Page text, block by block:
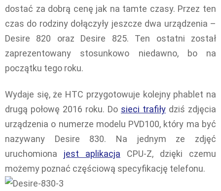
dostać za dobrą cenę jak na tamte czasy. Przez ten
czas do rodziny dołączyły jeszcze dwa urządzenia –
Desire 820 oraz Desire 825. Ten ostatni został
zaprezentowany stosunkowo niedawno, bo na
początku tego roku.
Wydaje się, że HTC przygotowuje kolejny phablet na
drugą połowę 2016 roku. Do sieci trafiły dziś zdjęcia
urządzenia o numerze modelu PVD100, który ma być
nazywany Desire 830. Na jednym ze zdjęć
uruchomiona jest aplikacja CPU-Z, dzięki czemu
możemy poznać częściową specyfikację telefonu.